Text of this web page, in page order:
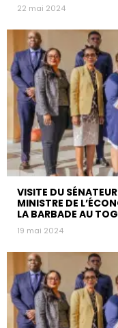
22 mai 2024
VISITE DU
MINISTRE DE
LA BARBADE AU
19 mai 2024